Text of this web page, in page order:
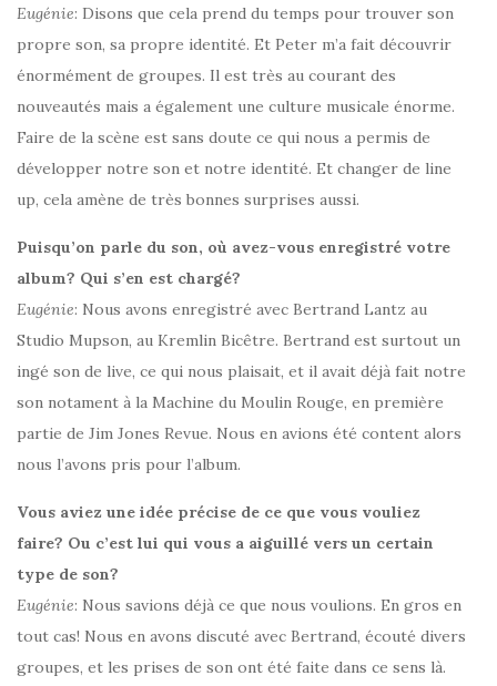
Eugénie: Disons que cela prend du temps pour trouver son
propre son, sa propre identité. Et Peter m’a fait découvrir
énormément de groupes. Il est très au courant des
nouveautés mais a également une culture musicale énorme.
Faire de la scène est sans doute ce qui nous a permis de
développer notre son et notre identité. Et changer de line
up, cela amène de très bonnes surprises aussi.
Puisqu’on parle du son, où avez-vous enregistré votre
album? Qui s’en est chargé?
Eugénie: Nous avons enregistré avec Bertrand Lantz au
Studio Mupson, au Kremlin Bicêtre. Bertrand est surtout un
ingé son de live, ce qui nous plaisait, et il avait déjà fait notre
son notament à la Machine du Moulin Rouge, en première
partie de Jim Jones Revue. Nous en avions été content alors
nous l’avons pris pour l’album.
Vous aviez une idée précise de ce que vous vouliez
faire? Ou c’est lui qui vous a aiguillé vers un certain
type de son?
Eugénie: Nous savions déjà ce que nous voulions. En gros en
tout cas! Nous en avons discuté avec Bertrand, écouté divers
groupes, et les prises de son ont été faite dans ce sens là.